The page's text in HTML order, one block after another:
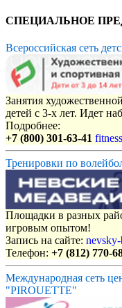
СПЕЦИАЛЬНОЕ
Всероссийская сеть
Занятия
детей с 3-х лет. Идет
Подробнее:
+7 (800) 301-63-41
Тренировки по
Площадки в разных
игровым опытом!
Запись на сайте:
Телефон: +7 (812) 770-
Международная сеть
"PIROUETTE"